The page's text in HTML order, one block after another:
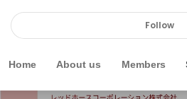
Follow
Home About us Members